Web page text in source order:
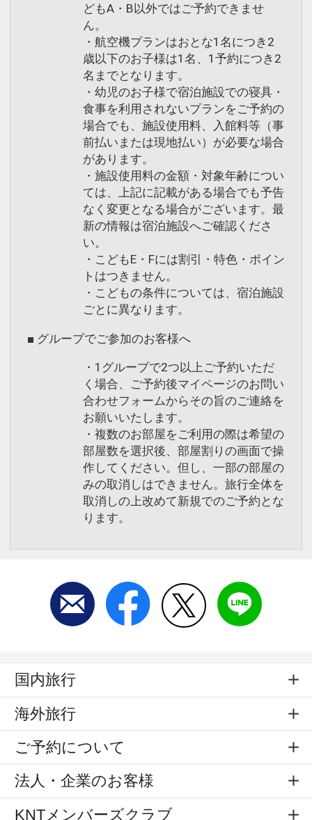
どもA・B以外ではご予約できませ
ん。
・航空機プランはおとな1名につき2
歳以下のお子様は1名、1予約につき2
名までとなります。
・幼児のお子様で宿泊施設での寝具・
食事を利用されないプランをご予約の
場合でも、施設使用料、入館料等（事
前払いまたは現地払い）が必要な場合
があります。
・施設使用料の金額・対象年齢につい
ては、上記に記載がある場合でも予告
なく変更となる場合がございます。最
新の情報は宿泊施設へご確認くださ
い。
・こどもE・Fには割引・特色・ポイン
トはつきません。
・こどもの条件については、宿泊施設
ごとに異なります。
■ グループでご参加のお客様へ
・1グループで2つ以上ご予約いただ
く場合、ご予約後マイページのお問い
合わせフォームからその旨のご連絡を
お願いいたします。
・複数のお部屋をご利用の際は希望の
部屋数を選択後、部屋割りの画面で操
作してください。但し、一部の部屋の
みの取消しはできません。旅行全体を
取消しの上改めて新規でのご予約とな
ります。
国内旅行
海外旅行
ご予約について
法人・企業のお客様
KNTメンバーズクラブ